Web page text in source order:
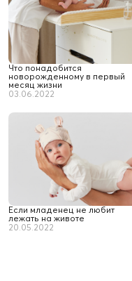
Что понадобится
новорожденному в первый
месяц жизни
03.06.2022
Если младенец не любит
лежать на животе
20.05.2022